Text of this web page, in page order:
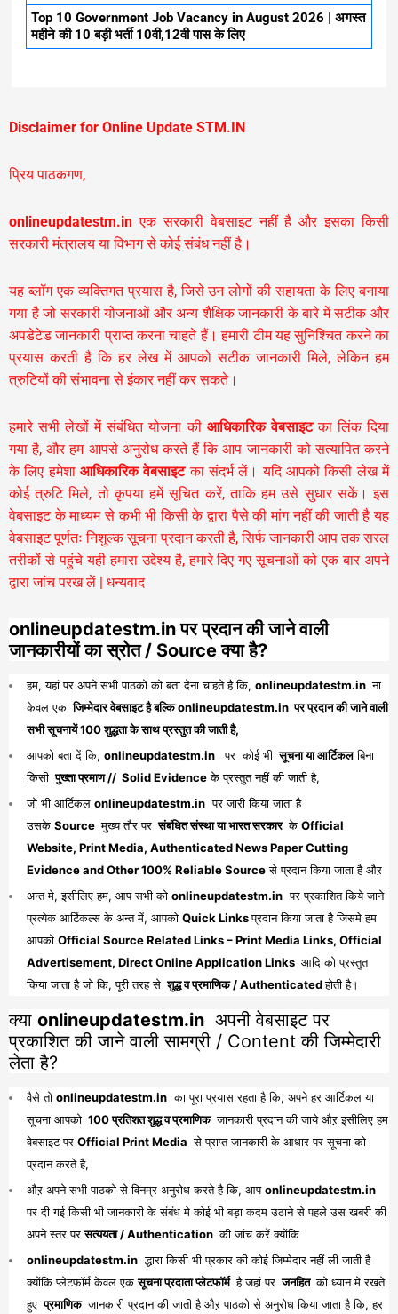
Top 10 Government Job Vacancy in August 2026 | अगस्त
महीने की 10 बड़ी भर्ती 10वी,12वी पास के लिए
Disclaimer for Online Update STM.IN
प्रिय पाठकगण,
onlineupdatestm.in एक सरकारी वेबसाइट नहीं है और इसका किसी
सरकारी मंत्रालय या विभाग से कोई संबंध नहीं है।
यह ब्लॉग एक व्यक्तिगत प्रयास है, जिसे उन लोगों की सहायता के लिए बनाया
गया है जो सरकारी योजनाओं और अन्य शैक्षिक जानकारी के बारे में सटीक और
अपडेटेड जानकारी प्राप्त करना चाहते हैं। हमारी टीम यह सुनिश्चित करने का
प्रयास करती है कि हर लेख में आपको सटीक जानकारी मिले, लेकिन हम
त्रुटियों की संभावना से इंकार नहीं कर सकते।
हमारे सभी लेखों में संबंधित योजना की आधिकारिक वेबसाइटका लिंक दिया
गया है, और हम आपसे अनुरोध करते हैं कि आप जानकारी को सत्यापित करने
के लिए हमेशा आधिकारिक वेबसाइटका संदर्भ लें। यदि आपको किसी लेख में
कोई त्रुटि मिले, तो कृपया हमें सूचित करें, ताकि हम उसे सुधार सकें। इस
वेबसाइट के माध्यम से कभी भी किसी के द्वारा पैसे की मांग नहीं की जाती है यह
वेबसाइट पूर्णतः निशुल्क सूचना प्रदान करती है,सिर्फ जानकारी आप तक सरल
तरीकों से पहुंचे यही हमारा उद्देश्य है, हमारे दिए गए सूचनाओं को एक बार अपने
द्वारा जांच परख लें | धन्यवाद
onlineupdatestm.in पर प्रदान की जाने वाली
जानकारीयों का स्रोत / Source क्या है?
हम, यहां पर अपने सभी पाठको को बता देना चाहते है कि, onlineupdatestm.in ना
केवल एक जिम्मेदार वेबसाइट है बल्कि onlineupdatestm.in पर प्रदान की जाने वाली
सभी सूचनायें 100 शुद्धता के साथ प्रस्तुत की जाती है,
आपको बता दें कि, onlineupdatestm.in पर कोई भी सूचना या आर्टिकलबिना
किसी पुख्ता प्रमाण // Solid Evidenceके प्रस्तुत नहीं की जाती है,
जो भी आर्टिकल onlineupdatestm.in पर जारी किया जाता है
उसके Source मुख्य तौर पर संबंधित संस्था या भारत सरकार के Official
Website, Print Media, Authenticated News Paper Cutting
Evidence and Other 100% Reliable Sourceसे प्रदान किया जाता है औऱ
अन्त मे, इसीलिए हम, आप सभी को onlineupdatestm.in पर प्रकाशित किये जाने
प्रत्येक आर्टिकल्स के अन्त में, आपको Quick Linksप्रदान किया जाता है जिसमे हम
आपको Official Source Related Links – Print Media Links, Official
Advertisement, Direct Online Application Links आदि को प्रस्तुत
किया जाता है जो कि, पूरी तरह से शुद्ध व प्रमाणिक / Authenticatedहोती है।
क्या onlineupdatestm.in अपनी वेबसाइट पर
प्रकाशित की जाने वाली सामग्री / Content की जिम्मेदारी
लेता है?
वैसे तो onlineupdatestm.in का पूरा प्रयास रहता है कि, अपने हर आर्टिकल या
सूचना आपको 100 प्रतिशत शुद्ध व प्रमाणिक जानकारी प्रदान की जाये औऱ इसीलिए हम
वेबसाइट पर Official Print Media से प्राप्त जानकारी के आधार पर सूचना को
प्रदान करते है,
औऱ अपने सभी पाठको से विनम्र अनुरोध करते है कि, आपonlineupdatestm.in
पर दी गई किसी भी जानकारी के संबंध मे कोई भी बड़ा कदम उठाने से पहले उस खबरी की
अपने स्तर परसत्ययता / Authentication की जांच करें क्योंकि
onlineupdatestm.in द्धारा किसी भी प्रकार की कोई जिम्मेदार नहीं ली जाती है
क्योंकि प्लेटफॉर्म केवल एकसूचना प्रदाता प्लेटफॉर्म है जहां पर जनहित को ध्यान मे रखते
हुए प्रमाणिक जानकारी प्रदान की जाती है औऱ पाठको से अनुरोध किया जाता है कि, हर